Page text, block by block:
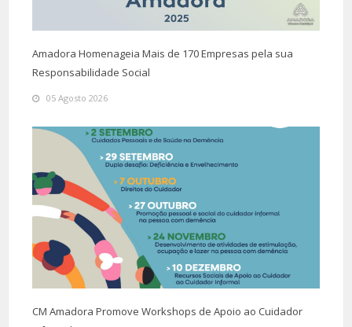
Amadora Homenageia Mais de 170 Empresas pela sua
Responsabilidade Social
05 Agosto 2026
CM Amadora Promove Workshops de Apoio ao Cuidador